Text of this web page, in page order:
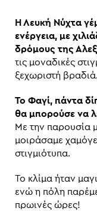
Η Λευκή Νύχτα
ενέργεια, με
δρόμους της
τις μοναδικές
ξεχωριστή βραδιά.
Το Φαγί, πάντα
θα μπορούσε να
Με την παρουσία
μοιράσαμε
στιγμιότυπα.
Το κλίμα ήταν
ενώ η πόλη
πρωινές ώρες!